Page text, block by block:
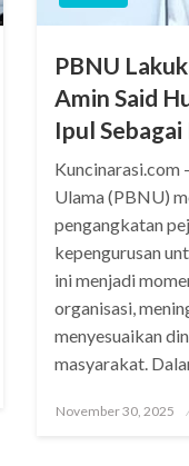
PBNU
Amin Said
Ipul
Kuncinarasi.com
Ulama (PBNU)
pengangkatan
kepengurusan
ini menjadi
organisasi,
menyesuaikan
masyarakat.
Posted
November 30, 2025